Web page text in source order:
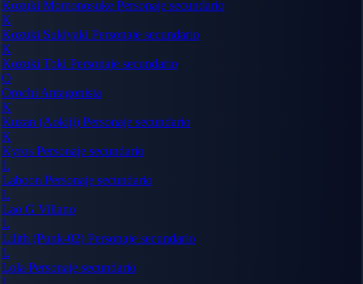
Kozuki Momonosuke Personaje secundario
K
Kozuki Sukiyaki Personaje secundario
K
Kozuki Toki Personaje secundario
O
Orochi Antagonista
K
Kuzan (Aokiji) Personaje secundario
K
Kyros Personaje secundario
L
Laboon Personaje secundario
L
Lao G Villano
L
Lilith (Punk-02) Personaje secundario
L
Lola Personaje secundario